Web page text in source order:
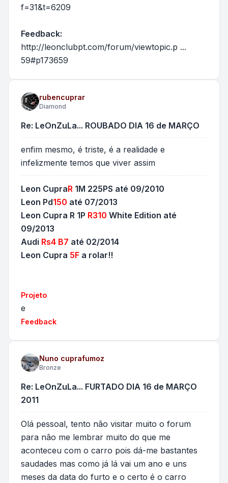
f=31&t=6209
Feedback:
http://leonclubpt.com/forum/viewtopic.p ...
59#p173659
rubencuprar
Diamond
Re: LeOnZuLa... ROUBADO DIA 16 de MARÇO
enfim mesmo, é triste, é a realidade e
infelizmente temos que viver assim
Leon CupraR 1M 225PS até 09/2010
Leon Pd150 até 07/2013
Leon Cupra R 1P R310 White Edition até
09/2013
Audi Rs4 B7 até 02/2014
Leon Cupra 5F a rolar!!
Projeto
e
Feedback
Nuno cuprafumoz
Bronze
Re: LeOnZuLa... FURTADO DIA 16 de MARÇO
2011
Olá pessoal, tento não visitar muito o forum
para não me lembrar muito do que me
aconteceu com o carro pois dá-me bastantes
saudades mas como já lá vai um ano e uns
meses da data do furto e o certo é o carro